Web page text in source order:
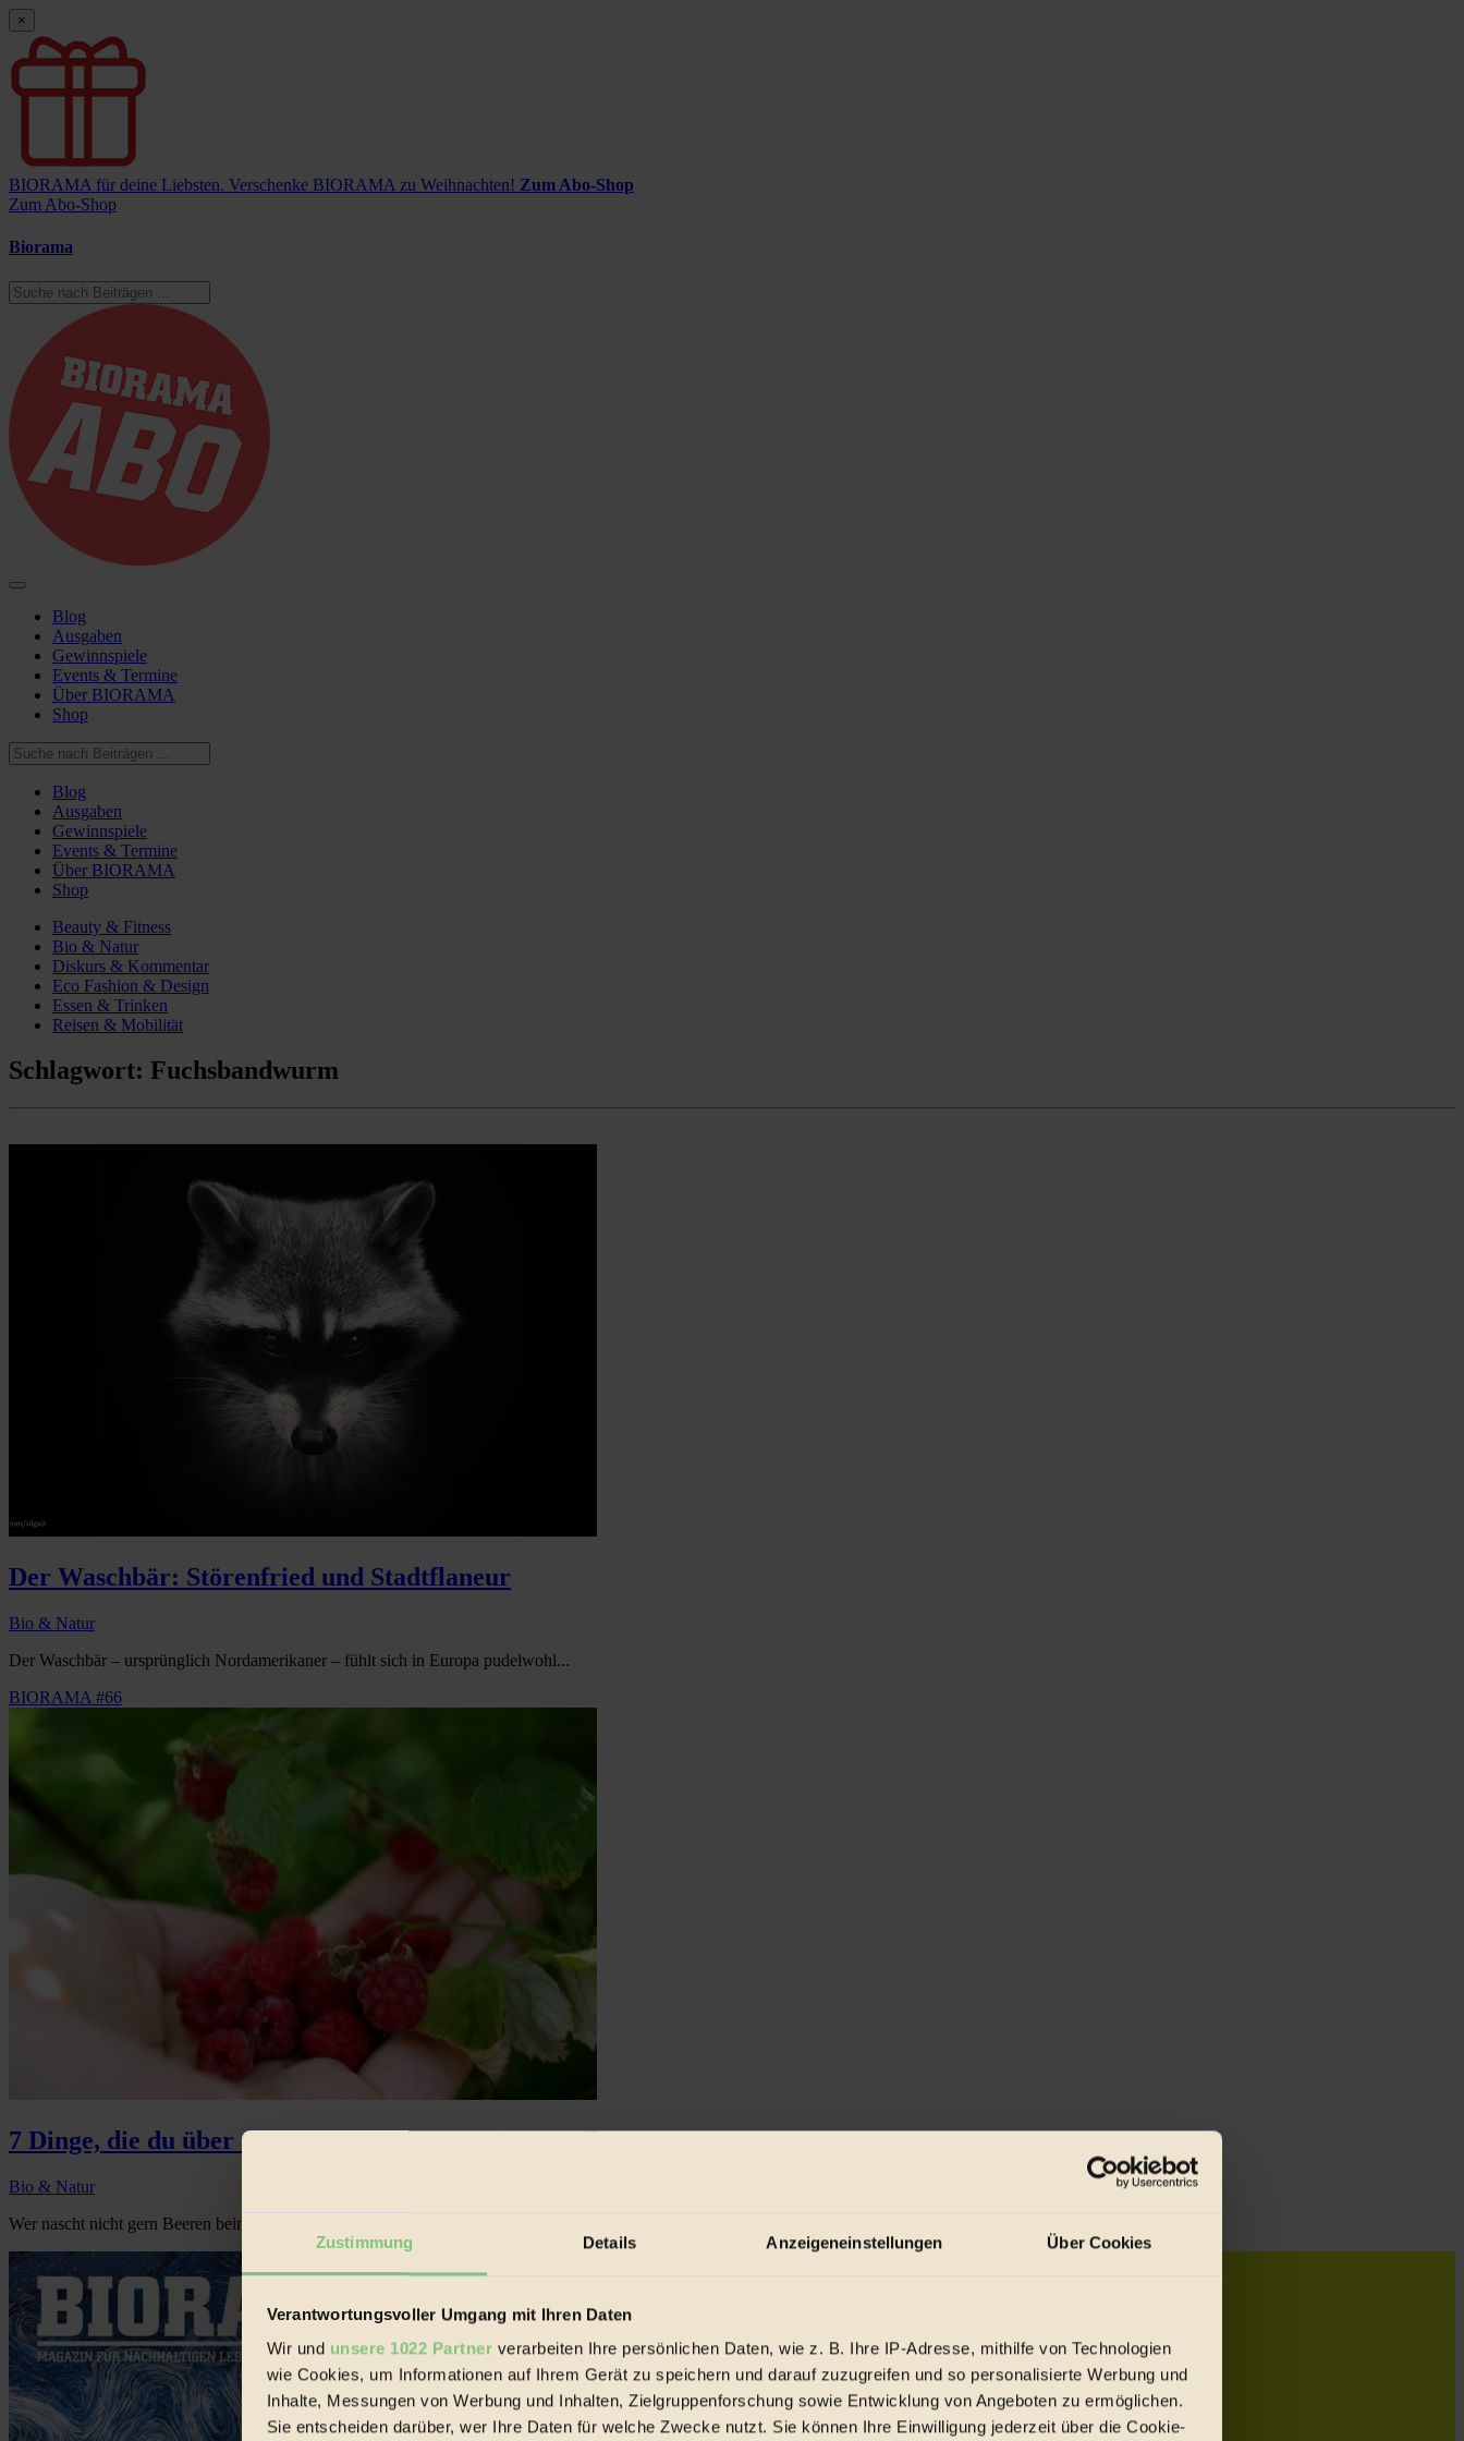
Zustimmung Details Anzeigeneinstellungen Über Cookies
Verantwortungsvoller Umgang mit Ihren Daten
Wir und unsere 1022 Partner verarbeiten Ihre persönlichen Daten, wie z. B. Ihre IP-Adresse, mithilfe von Technologien
wie Cookies, um Informationen auf Ihrem Gerät zu speichern und darauf zuzugreifen und so personalisierte Werbung und
Inhalte, Messungen von Werbung und Inhalten, Zielgruppenforschung sowie Entwicklung von Angeboten zu ermöglichen.
Sie entscheiden darüber, wer Ihre Daten für welche Zwecke nutzt. Sie können Ihre Einwilligung jederzeit über die Cookie-
×
BIORAMA für deine Liebsten. Verschenke BIORAMA zu Weihnachten! Zum Abo-Shop
Zum Abo-Shop
Biorama
Blog
Ausgaben
Gewinnspiele
Events & Termine
Über BIORAMA
Shop
Blog
Ausgaben
Gewinnspiele
Events & Termine
Über BIORAMA
Shop
Beauty & Fitness
Bio & Natur
Diskurs & Kommentar
Eco Fashion & Design
Essen & Trinken
Reisen & Mobilität
Schlagwort: Fuchsbandwurm
Der Waschbär: Störenfried und Stadtflaneur
Bio & Natur
Der Waschbär – ursprünglich Nordamerikaner – fühlt sich in Europa pudelwohl...
BIORAMA #66
7 Dinge, die du über den Fuchsbandwurm wissen solltest
Bio & Natur
Wer nascht nicht gern Beeren beim Spaziergang im Wald? Waldbeeren sollten jedoch nicht ungewaschen verspeist werden...